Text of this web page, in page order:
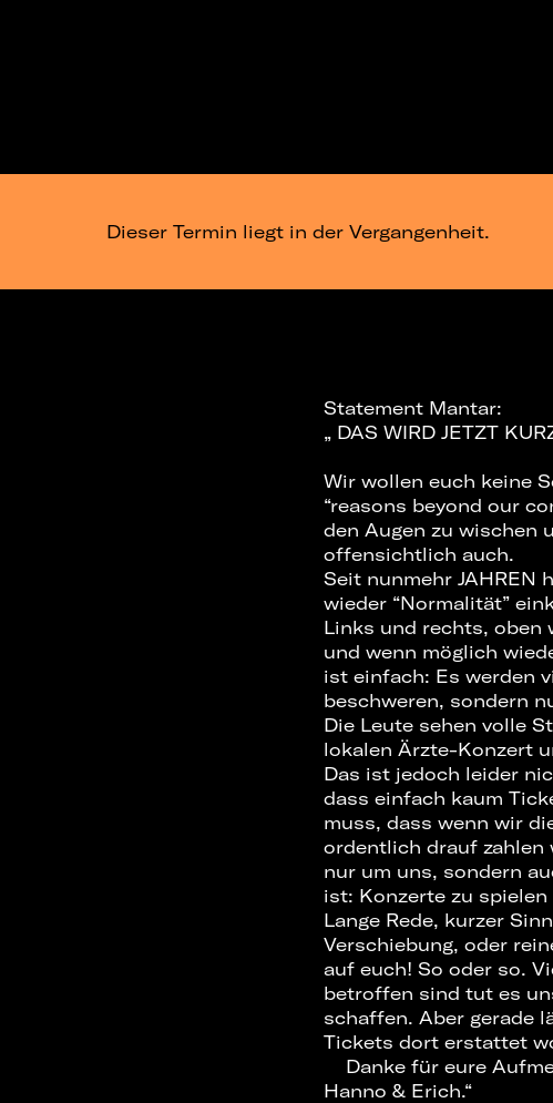
Dieser Termin liegt in der Vergangenheit.
Statement Mantar:
„ DAS WIRD JETZT
Wir wollen euch keine
“reasons beyond our
den Augen zu wischen
offensichtlich auch.
Seit nunmehr JAHREN
wieder “Normalität”
Links und rechts, oben
und wenn möglich
ist einfach: Es werden
beschweren, sondern
Die Leute sehen volle
lokalen Ärzte-Konzert
Das ist jedoch leider
dass einfach kaum
muss, dass wenn wir
ordentlich drauf zahlen
nur um uns, sondern
ist: Konzerte zu
Lange Rede, kurzer
Verschiebung, oder
auf euch! So oder so.
betroffen sind tut es
schaffen. Aber gerade
Tickets dort erstattet
Danke für eure
Hanno & Erich.“